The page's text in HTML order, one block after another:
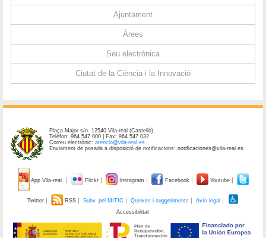
Ajuntament
Àrees
Seu electrònica
Ciutat de la Ciència i la Innovació
Plaça Major s/n. 12540 Vila-real (Castelló)
Telèfon: 964 547 000 | Fax: 964 547 032
Correu electrònic:atencio@vila-real.es
Enviament de posada a disposició de notificacions: notificaciones@vila-real.es
App Vila-real Flickr Instagram Facebook Youtube
Twitter RSS Subv. pel MITIC Queixes i suggeriments
Avís legal
Accessibilitat